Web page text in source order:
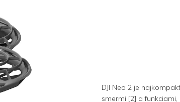
DJI Neo 2 je
smermi [2] a